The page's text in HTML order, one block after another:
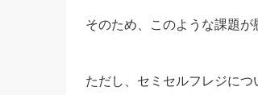
そのため、このような課題が
ただし、セミセルフレジに